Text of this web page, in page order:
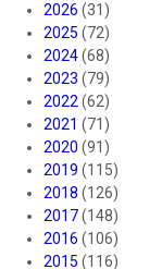
2026 (31)
2025 (72)
2024(68)
2023 (79)
2022(62)
2021 (71)
2020 (91)
2019 (115)
2018 (126)
2017(148)
2016 (106)
2015 (116)